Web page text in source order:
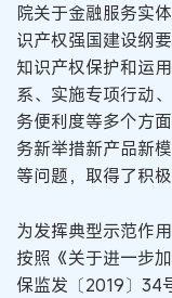
院关于金融服务实
识产权强国建设纲
知识产权保护和运
系、实施专项行动
务便利度等多个方
务新举措新产品新
等问题，取得了积极
为发挥典型示范作
按照《关于进一步
保监发〔2019〕34